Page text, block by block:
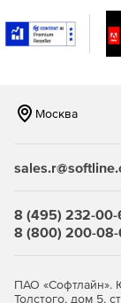
Учет и
Контроль
Импорт и
Доступ к
Москва
8 (495) 232-
8 (800) 200-
ПАО «Софтлайн».
Толстого, дом 5,